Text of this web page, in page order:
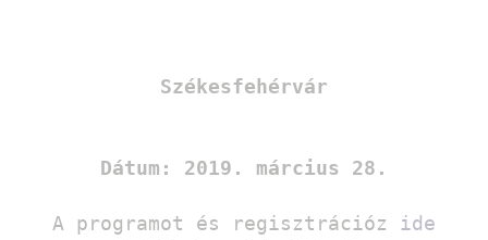
Székesfehérvár
Dátum: 2019. március 28.
A programot és regisztrációz ide